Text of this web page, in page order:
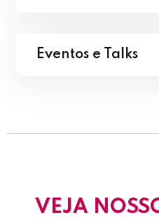
Eventos e Talks
VEJA